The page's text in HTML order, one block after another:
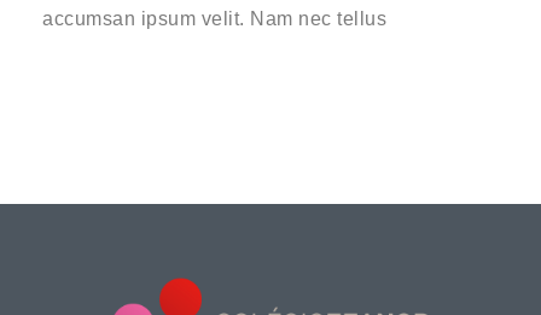
accumsan ipsum velit. Nam nec tellus